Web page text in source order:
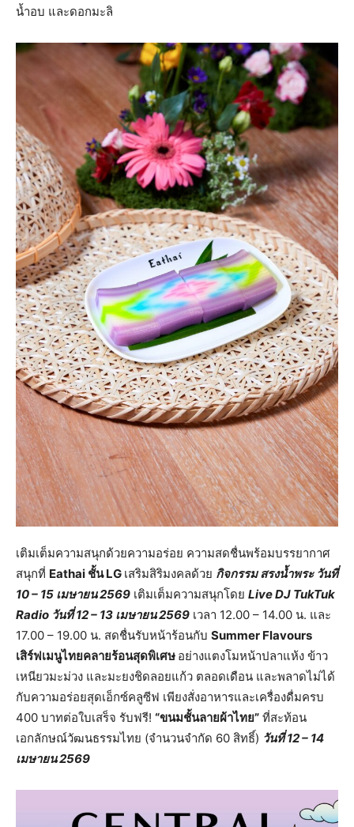
น้ำอบ และดอกมะลิ
เติมเต็มความสนุกด้วยความอร่อย ความสดชื่นพร้อมบรรยากาศ
สนุกที่ Eathai ชั้นLG เสริมสิริมงคลด้วย กิจกรรม สรงน้ำพระ วันที่
10 – 15 เมษายน2569 เติมเต็มความสนุกโดย Live DJ TukTuk
Radio วันที่12 – 13 เมษายน2569 เวลา 12.00 – 14.00 น. และ
17.00 – 19.00 น. สดชื่นรับหน้าร้อนกับ Summer Flavours
เสิร์ฟเมนูไทยคลายร้อนสุดพิเศษ อย่างแตงโมหน้าปลาแห้ง ข้าว
เหนียวมะม่วง และมะยงชิดลอยแก้ว ตลอดเดือน และพลาดไม่ได้
กับความอร่อยสุดเอ็กซ์คลูซีฟ เพียงสั่งอาหารและเครื่องดื่มครบ
400 บาทต่อใบเสร็จ รับฟรี! “ขนมชั้นลายผ้าไทย” ที่สะท้อน
เอกลักษณ์วัฒนธรรมไทย (จำนวนจำกัด 60 สิทธิ์) วันที่12 – 14
เมษายน2569